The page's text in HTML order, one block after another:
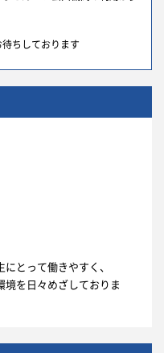
ちしております
とって働きやすく、
を日々めざしておりま